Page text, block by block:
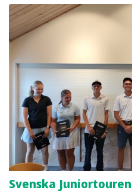
Svenska